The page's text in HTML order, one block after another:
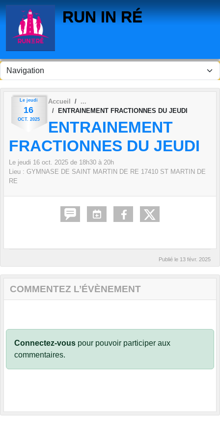
RUN IN RÉ
Le jeudi
16
OCT. 2025
Accueil
ENTRAINEMENT FRACTIONNES DU JEUDI
ENTRAINEMENT
FRACTIONNES DU JEUDI
Le jeudi 16 oct. 2025 de 18h30 à 20h
Lieu : GYMNASE DE SAINT MARTIN DE RE 17410 ST MARTIN DE
RE
Publié le 13 févr. 2025
COMMENTEZ L’ÉVÈNEMENT
Connectez-vous pour pouvoir participer aux
commentaires.
Panneau de gestion des cookies